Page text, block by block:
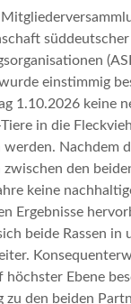
einstimmig
1.10.2026 keine
in die
Nachdem
den
keine
Ergebnisse
beide Rassen in
höchster Ebene
zu den beiden